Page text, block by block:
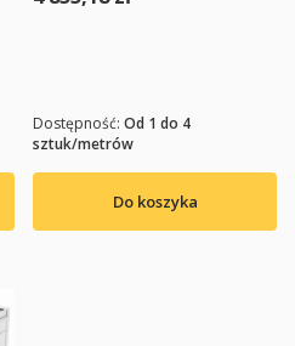
Do koszyka
Dostępność: Od 1 do 4
sztuk/metrów